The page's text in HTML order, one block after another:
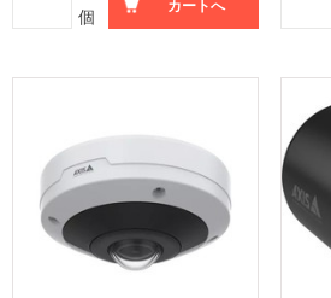
個 カートへ